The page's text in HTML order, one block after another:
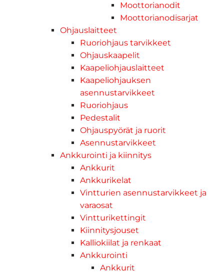
Moottorianodit
Moottorianodisarjat
Ohjauslaitteet
Ruoriohjaus tarvikkeet
Ohjauskaapelit
Kaapeliohjauslaitteet
Kaapeliohjauksen
asennustarvikkeet
Ruoriohjaus
Pedestalit
Ohjauspyörät ja ruorit
Asennustarvikkeet
Ankkurointi ja kiinnitys
Ankkurit
Ankkurikelat
Vintturien asennustarvikkeet ja
varaosat
Vintturikettingit
Kiinnitysjouset
Kalliokiilat ja renkaat
Ankkurointi
Ankkurit